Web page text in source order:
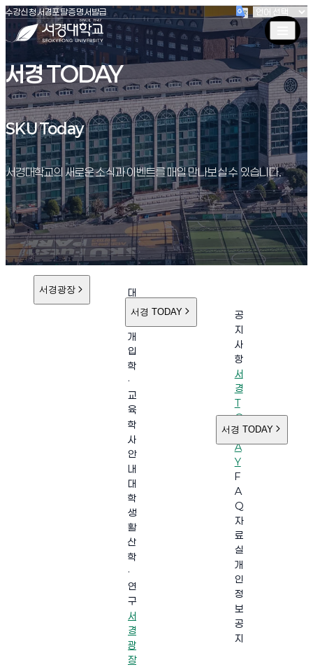
서경대학교
수강신청(새창 열림)
서경포탈(새창 열림)
증명서발급(새창 열림)
서경 TODAY
SKU Today
SKU Today
서경대학교의 새로운 소식과 이벤트를 매일 만나보실 수 있습니다.
서경광장
대
학
개
입
학
·
교
육
학
사
안
내
대
학
생
활
산
학
·
연
구
서
경
광
장
서경 TODAY
공
지
사
항
서
경
T
O
D
A
Y
F
A
Q
자
료
실
개
인
정
보
공
지
서경 TODAY